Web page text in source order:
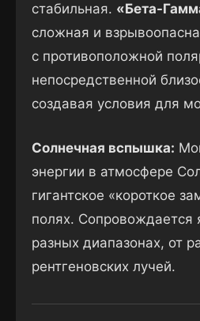
стабильная. «Бета-
сложная и
с противоположной
непосредственной
создавая условия для
Солнечная вспышка:
энергии в атмосфере
гигантское «короткое
полях. Сопровождается
разных диапазонах, от
рентгеновских лучей.